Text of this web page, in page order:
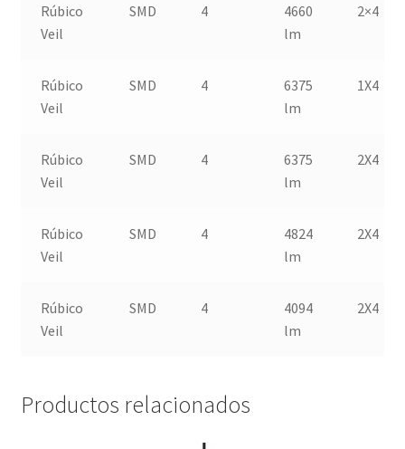
Rúbico
Veil
SMD 4
4660
lm
2×4
Rúbico
Veil
SMD 4
6375
lm
1X4
Rúbico
Veil
SMD 4
6375
lm
2X4
Rúbico
Veil
SMD 4
4824
lm
2X4
Rúbico
Veil
SMD 4
4094
lm
2X4
Productos relacionados